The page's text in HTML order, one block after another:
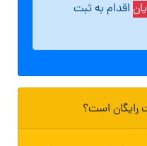
اقدام به ثبت
رایگان است؟